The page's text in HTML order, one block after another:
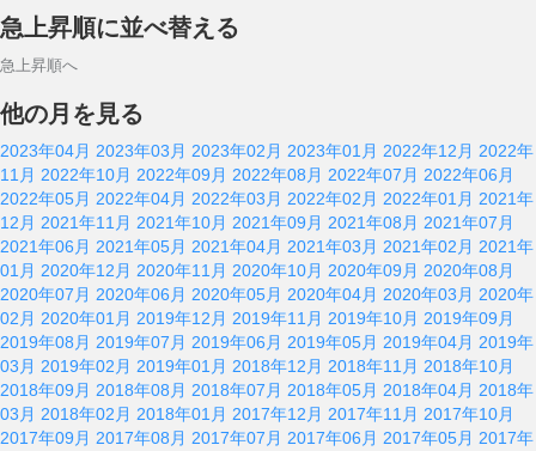
急上昇順に並べ替える
急上昇順へ
他の月を見る
2023年04月 2023年03月 2023年02月 2023年01月 2022年12月 2022年
11月 2022年10月 2022年09月 2022年08月 2022年07月 2022年06月
2022年05月 2022年04月 2022年03月 2022年02月 2022年01月 2021年
12月 2021年11月 2021年10月 2021年09月 2021年08月 2021年07月
2021年06月 2021年05月 2021年04月 2021年03月 2021年02月 2021年
01月 2020年12月 2020年11月 2020年10月 2020年09月 2020年08月
2020年07月 2020年06月 2020年05月 2020年04月 2020年03月 2020年
02月 2020年01月 2019年12月 2019年11月 2019年10月 2019年09月
2019年08月 2019年07月 2019年06月 2019年05月 2019年04月 2019年
03月 2019年02月 2019年01月 2018年12月 2018年11月 2018年10月
2018年09月 2018年08月 2018年07月 2018年05月 2018年04月 2018年
03月 2018年02月 2018年01月 2017年12月 2017年11月 2017年10月
2017年09月 2017年08月 2017年07月 2017年06月 2017年05月 2017年